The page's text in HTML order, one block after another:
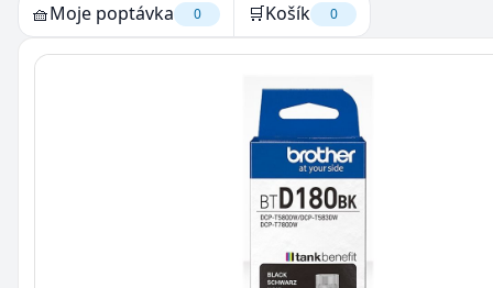
🧺Moje poptávka 0 🛒Košík 0